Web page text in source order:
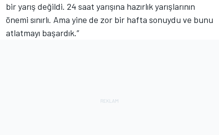
bir yarış değildi. 24 saat yarışına hazırlık yarışlarının
önemi sınırlı. Ama yine de zor bir hafta sonuydu ve bunu
atlatmayı başardık.”